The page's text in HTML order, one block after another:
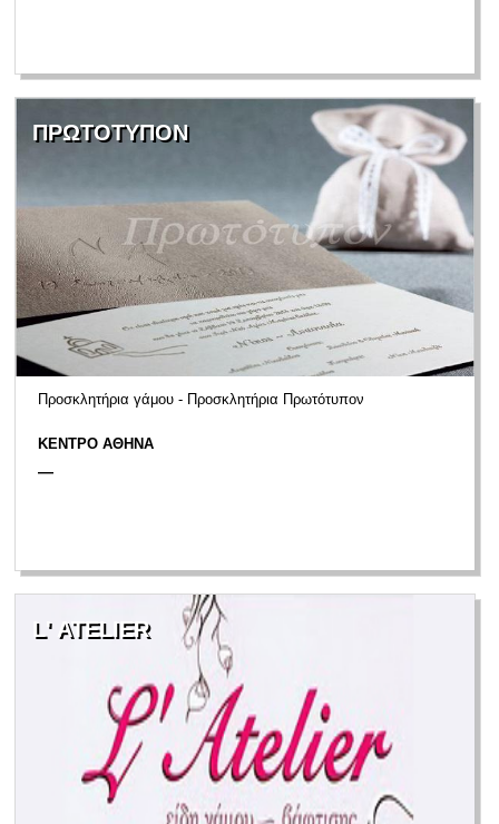
ΠΡΩΤΟΤΥΠΟΝ
Προσκλητήρια γάμου - Προσκλητήρια Πρωτότυπον
ΚΕΝΤΡΟ ΑΘΗΝΑ
—
L' ATELIER